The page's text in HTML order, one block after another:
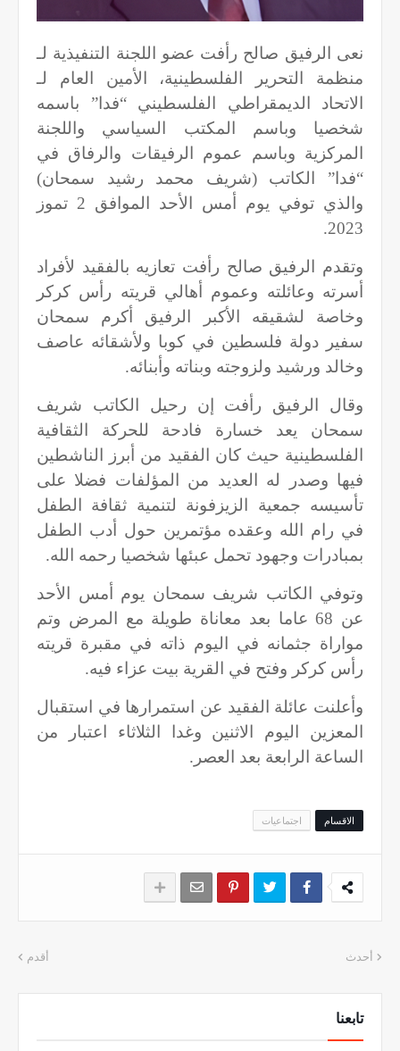
نعى الرفيق صالح رأفت عضو اللجنة التنفيذية لـ
منظمة التحرير الفلسطينية، الأمين العام لـ
الاتحاد الديمقراطي الفلسطيني “فدا” باسمه
شخصيا وباسم المكتب السياسي واللجنة
المركزية وباسم عموم الرفيقات والرفاق في
“فدا” الكاتب (شريف محمد رشيد سمحان)
والذي توفي يوم أمس الأحد الموافق 2 تموز
2023.
وتقدم الرفيق صالح رأفت تعازيه بالفقيد لأفراد
أسرته وعائلته وعموم أهالي قريته رأس كركر
وخاصة لشقيقه الأكبر الرفيق أكرم سمحان
سفير دولة فلسطين في كوبا ولأشقائه عاصف
وخالد ورشيد ولزوجته وبناته وأبنائه.
وقال الرفيق رأفت إن رحيل الكاتب شريف
سمحان يعد خسارة فادحة للحركة الثقافية
الفلسطينية حيث كان الفقيد من أبرز الناشطين
فيها وصدر له العديد من المؤلفات فضلا على
تأسيسه جمعية الزيزفونة لتنمية ثقافة الطفل
في رام الله وعقده مؤتمرين حول أدب الطفل
بمبادرات وجهود تحمل عبئها شخصيا رحمه الله.
وتوفي الكاتب شريف سمحان يوم أمس الأحد
عن 68 عاما بعد معاناة طويلة مع المرض وتم
مواراة جثمانه في اليوم ذاته في مقبرة قريته
رأس كركر وفتح في القرية بيت عزاء فيه.
وأعلنت عائلة الفقيد عن استمرارها في استقبال
المعزين اليوم الاثنين وغدا الثلاثاء اعتبار من
الساعة الرابعة بعد العصر.
الاقسام اجتماعيات
أحدث أقدم
تابعنا